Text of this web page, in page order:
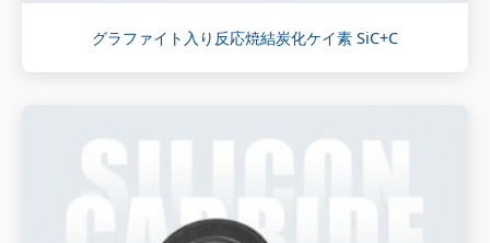
グラファイト入り反応焼結炭化ケイ素 SiC+C